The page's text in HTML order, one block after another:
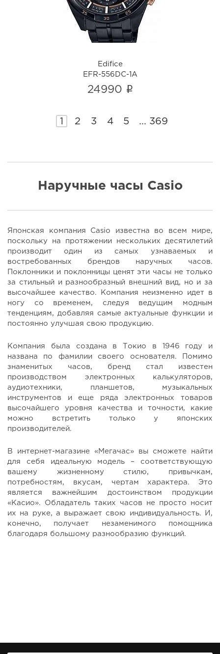
Edifice
EFR-556DC-1A
24990 i
1 2 3 4 5 369
Наручные часы Casio
Японская компания Casio известна во всем мире,
поскольку на протяжении нескольких десятилетий
производит один из самых узнаваемых и
востребованных брендов наручных часов.
Поклонники и поклонницы ценят эти часы не только
за стильный и разнообразный внешний вид, но и за
высочайшее качество. Компания неизменно идет в
ногу со временем, следуя ведущим модным
тенденциям, добавляя самые актуальные функции и
постоянно улучшая свою продукцию.
Компания была создана в Токио в 1946 году и
названа по фамилии своего основателя. Помимо
знаменитых часов, бренд стал известен
производством электронных калькуляторов,
аудиотехники, планшетов, музыкальных
инструментов и еще ряда электронных товаров
высочайшего уровня качества и точности, какие
можно встретить только у японских
производителей.
В интернет-магазине «Мегачас» вы сможете найти
для себя идеальную модель – соответствующую
вашему жизненному стилю, привычкам,
потребностям, вкусам, чертам характера. Это
является важнейшим достоинством продукции
«Касио». Обладатель таких часов не просто носит
их на руке, а выражает свою индивидуальность. И,
конечно, получает незаменимого помощника
благодаря большому разнообразию функций.